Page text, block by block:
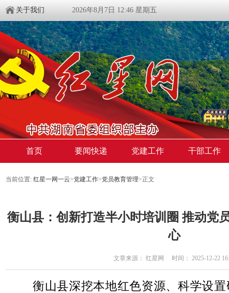
关于我们 2026年8月7日 12:46 星期五
首页 要闻快递 党建工作 干部工作
当前位置: 红星一网一云>党建工作>党员教育管理>正文
衡山县：创新打造半小时培训圈 推动党
心
文章来源： 红星网 时间： 2025-12-22
衡山县深挖本地红色资源、科学设